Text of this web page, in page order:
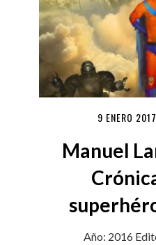
9 ENERO 2017
Manuel
Año: 2016